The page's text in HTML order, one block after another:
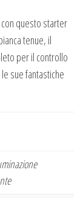
questo starter
tenue, il
per il controllo
sue fantastiche